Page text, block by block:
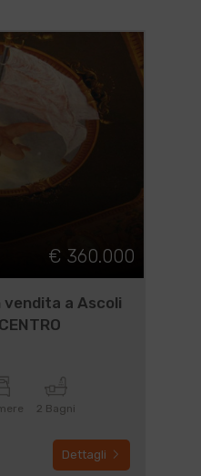
€ 360.000
a Ascoli
2 Bagni
Dettagli